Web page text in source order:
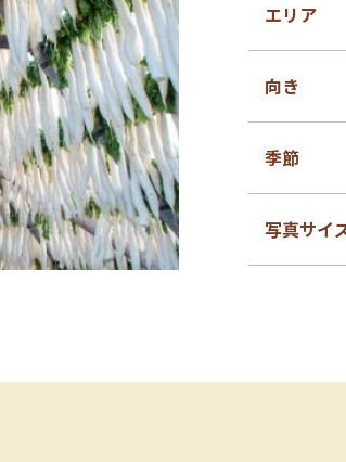
エリア
向き
季節
写真サイ